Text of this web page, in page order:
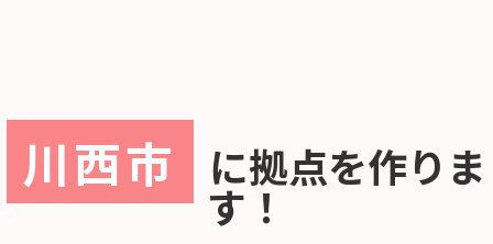
川西市 に拠点を作りま
す！